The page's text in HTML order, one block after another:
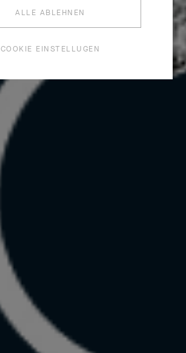
ALLE ABLEHNEN
COOKIE EINSTELLUGEN